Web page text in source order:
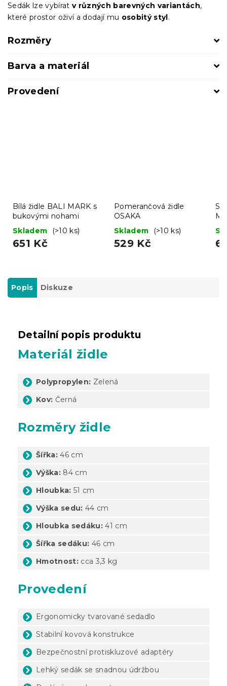
Sedák lze vybíratv různých barevných variantách,
které prostor oživí a dodají mu osobitý styl.
Rozměry
Barva a materiál
Provedení
Bílá židle BALI MARK s
bukovými nohami
Skladem
(>10 ks)
651 Kč
Pomerančová židle
OSAKA
Skladem
(>10 ks)
529 Kč
Popis Diskuze
Detailní popis produktu
Materiál židle
Polypropylen: Zelená
Kov: Černá
Rozměry židle
Šířka: 46 cm
Výška: 84 cm
Hloubka: 51 cm
Výška sedu: 44 cm
Hloubka sedáku: 41 cm
Šířka sedáku: 46 cm
Hmotnost: cca 3,3 kg
Provedení
Ergonomicky tvarované sedadlo
Stabilní kovová konstrukce
Bezpečnostní protiskluzové adaptéry
Lehký sedák se snadnou údržbou